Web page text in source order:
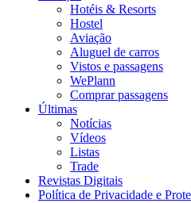
Hotéis & Resorts
Hostel
Aviação
Aluguel de carros
Vistos e passagens
WePlann
Comprar passagens
Últimas
Notícias
Vídeos
Listas
Trade
Revistas Digitais
Política de Privacidade e